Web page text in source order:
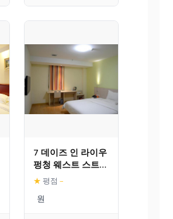
7 데이즈 인 라이우
펑청 웨스트 스트리
트 브랜치
★ 평점 –